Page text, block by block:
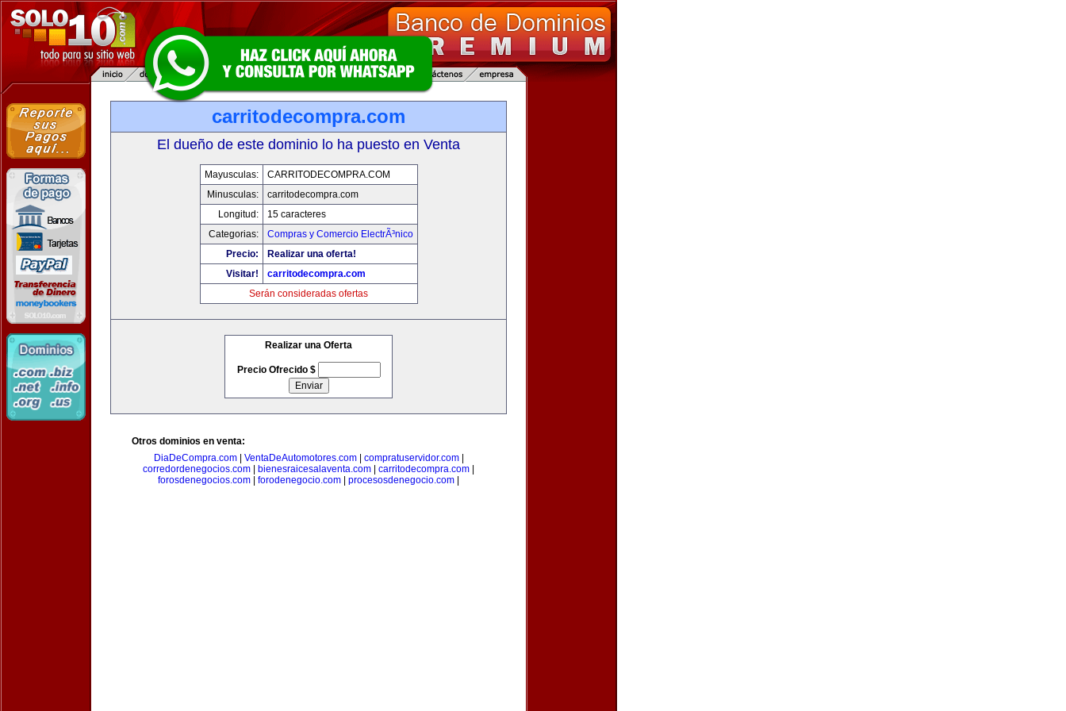
carritodecompra.com
El dueño de este dominio lo ha puesto en Venta
Mayusculas:
CARRITODECOMPRA.COM
Minusculas:
carritodecompra.com
Longitud:
15 caracteres
Categorias:
Compras y Comercio ElectrÃ³nico
Precio:
Realizar una oferta!
Visitar!
carritodecompra.com
Serán consideradas ofertas
Realizar una Oferta
Precio Ofrecido $
Otros dominios en venta:
DiaDeCompra.com| VentaDeAutomotores.com| compratuservidor.com|
corredordenegocios.com
bienesraicesalaventa.com carritodecompra.com
forosdenegocios.com
forodenegocio.com procesosdenegocio.com